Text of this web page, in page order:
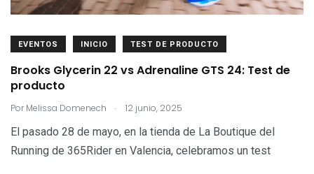
EVENTOS INICIO TEST DE PRODUCTO
Brooks Glycerin 22 vs Adrenaline GTS 24: Test de
producto
Por Melissa Domenech . 12 junio, 2025
El pasado 28 de mayo, en la tienda de La Boutique del
Running de 365Rider en Valencia, celebramos un test